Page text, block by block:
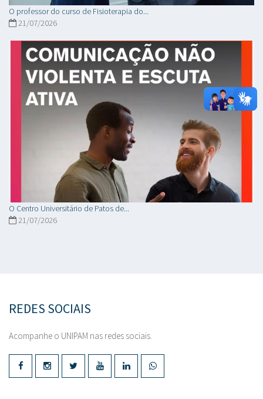
O professor do curso de Fisioterapia do...
21/07/2026
O Centro Universitário de Patos de...
21/07/2026
REDES SOCIAIS
Acompanhe o UNIPAM nas redes sociais.